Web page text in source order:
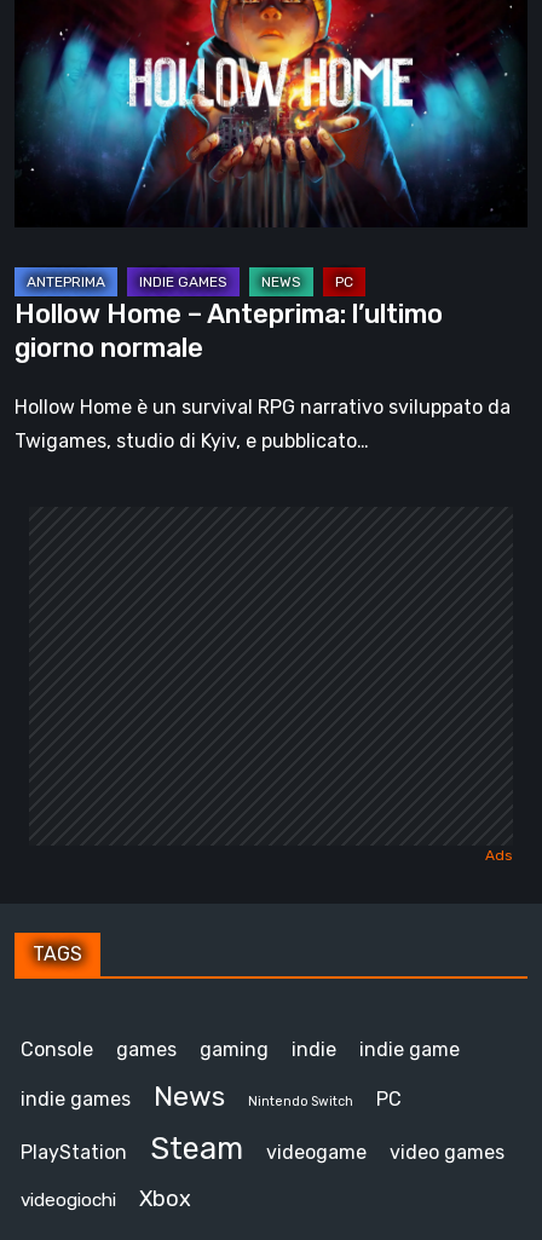
Anteprima:
l’ultimo
giorno
normale
Hollow Home – Anteprima: l’ultimo
giorno normale
Hollow Home è un survival RPG narrativo sviluppato da
Twigames, studio di Kyiv, e pubblicato…
TAGS
Console games gaming indie indie game
indie games News Nintendo Switch PC
PlayStation Steam videogame video games
videogiochi Xbox